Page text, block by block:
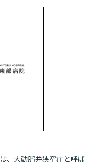
、大動脈弁狭窄症と呼ば